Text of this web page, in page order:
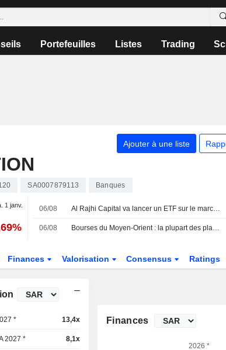
Portefeuilles Listes Trading
Ajouter à une liste
SA0007879113 Banques
1 janv. 06/08 Al Rajhi Capital va lancer un ETF sur le marché principal de la Bourse saoudienne
06/08 Bourses du Moyen-Orient : la plupart des places du Golfe dans le rouge, les marchés scrutent la diplomatie
Finances Valorisation Consensus Ratings
* 13,4x
2027 * 8,1x
Finances
2026 *